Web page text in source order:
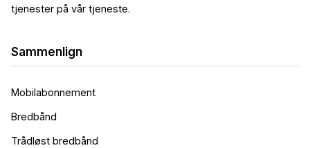
tjenester på vår tjeneste.
Sammenlign
Mobilabonnement
Bredbånd
Trådløst bredbånd